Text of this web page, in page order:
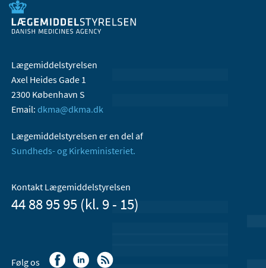
Lægemiddelstyrelsen
Axel Heides Gade 1
2300 København S
Email: dkma@dkma.dk
Lægemiddelstyrelsen er en del af
Sundheds- og Kirkeministeriet.
Kontakt Lægemiddelstyrelsen
44 88 95 95 (kl. 9 - 15)
Følg os